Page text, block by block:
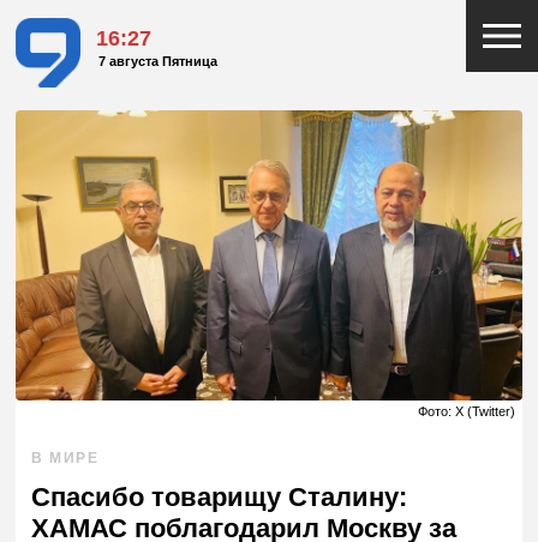
16:27
7 августа Пятница
Фото: X (Twitter)
В МИРЕ
Спасибо товарищу Сталину:
ХАМАС поблагодарил Москву за